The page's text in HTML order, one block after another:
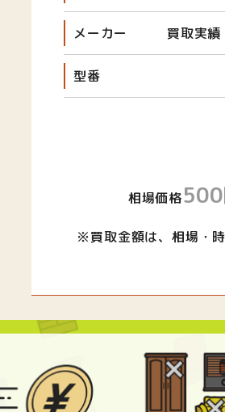
メーカー 買取実績
型番
相場価格
※買取金額は、相場・